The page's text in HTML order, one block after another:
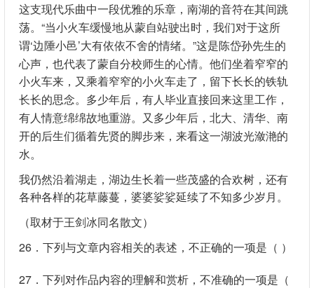
这支现代乐曲中一段优雅的乐章，南湖的音符在其间跳
荡。“当小火车缓慢地从蒙自站驶出时，我们对于这所
谓‘边陲小邑’大有依依不舍的情绪。”这是陈岱孙先生的
心声，也代表了蒙自分校师生的心情。他们坐着窄窄的
小火车来，又乘着窄窄的小火车走了，留下长长的铁轨
长长的思念。多少年后，有人毕业直接回来这里工作，
有人情意绵绵故地重游。又多少年后，北大、清华、南
开的后生们循着先贤的脚步来，来看这一湖波光潋滟的
水。
我仍然沿着湖走，湖边生长着一些茂盛的合欢树，还有
各种各样的花草藤蔓，婆婆娑娑延续了不知多少岁月。
（取材于王剑冰同名散文）
26．下列与文章内容相关的表述，不正确的一项是（ ）
27．下列对作品内容的理解和赏析，不准确的一项是（